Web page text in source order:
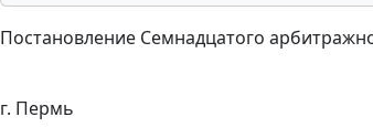
Постановление Семнадцатого
г. Пермь